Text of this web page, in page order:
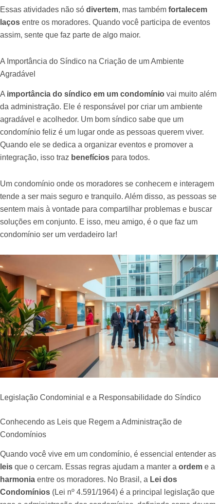
Essas atividades não só divertem, mas também fortalecem
laços entre os moradores. Quando você participa de eventos
assim, sente que faz parte de algo maior.
A Importância do Síndico na Criação de um Ambiente
Agradável
A importância do síndico em um condomínio vai muito além
da administração. Ele é responsável por criar um ambiente
agradável e acolhedor. Um bom síndico sabe que um
condomínio feliz é um lugar onde as pessoas querem viver.
Quando ele se dedica a organizar eventos e promover a
integração, isso traz benefícios para todos.
Um condomínio onde os moradores se conhecem e interagem
tende a ser mais seguro e tranquilo. Além disso, as pessoas se
sentem mais à vontade para compartilhar problemas e buscar
soluções em conjunto. E isso, meu amigo, é o que faz um
condomínio ser um verdadeiro lar!
Legislação Condominial e a Responsabilidade do Síndico
Conhecendo as Leis que Regem a Administração de
Condomínios
Quando você vive em um condomínio, é essencial entender as
leis que o cercam. Essas regras ajudam a manter a ordem e a
harmonia entre os moradores. No Brasil, a Lei dos
Condomínios (Lei nº 4.591/1964) é a principal legislação que